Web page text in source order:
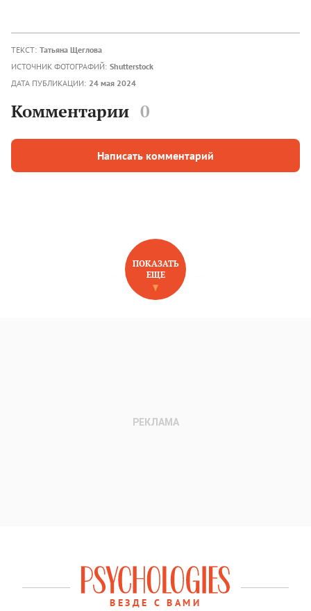
ТЕКСТ: Татьяна Щеглова
ИСТОЧНИК ФОТОГРАФИЙ: Shutterstock
ДАТА ПУБЛИКАЦИИ: 24 мая 2024
Комментарии 0
Написать комментарий
НОВОЕ НА САЙТЕ
ПОКАЗАТЬ
ЕЩЕ
ВЕЗДЕ С ВАМИ